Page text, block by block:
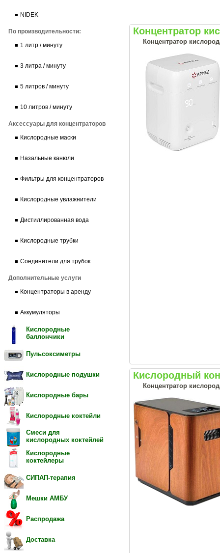
NIDEK
По производительности:
1 литр / минуту
3 литра / минуту
5 литров / минуту
10 литров / минуту
Аксессуары для концентраторов
Кислородные маски
Назальные канюли
Фильтры для концентраторов
Кислородные увлажнители
Дистиллированная вода
Кислородные трубки
Соединители для трубок
Дополнительные услуги
Концентраторы в аренду
Аккумуляторы
Кислородные
баллончики
Пульсоксиметры
Кислородные подушки
Кислородные бары
Кислородные коктейли
Смеси для
кислородных коктейлей
Кислородные
коктейлеры
СИПАП-терапия
Мешки АМБУ
Распродажа
Доставка
Концентратор
Концентратор
Кислородный
Концентратор